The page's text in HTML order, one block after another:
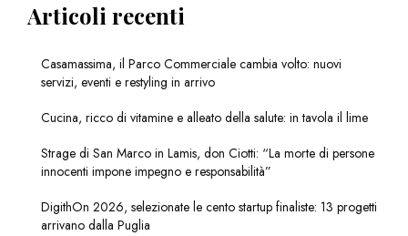
Articoli recenti
Casamassima, il Parco Commerciale cambia volto: nuovi
servizi, eventi e restyling in arrivo
Cucina, ricco di vitamine e alleato della salute: in tavola il lime
Strage di San Marco in Lamis, don Ciotti: “La morte di persone
innocenti impone impegno e responsabilità”
DigithOn 2026, selezionate le cento startup finaliste: 13 progetti
arrivano dalla Puglia